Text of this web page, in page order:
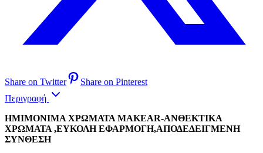
Share on Twitter
Share on Pinterest
Περιγραφή
ΗΜΙΜΟΝΙΜΑ ΧΡΩΜΑΤΑ MAKEAR-ΑΝΘΕΚΤΙΚΑ
ΧΡΩΜΑΤΑ ,ΕΥΚΟΛΗ ΕΦΑΡΜΟΓΗ,ΑΠΟΔΕΔΕΙΓΜΕΝΗ
ΣΥΝΘΕΣΗ